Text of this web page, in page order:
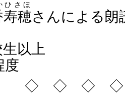
穂
ひさほ
さんによる朗
生以上
度
◇ ◇ ◇